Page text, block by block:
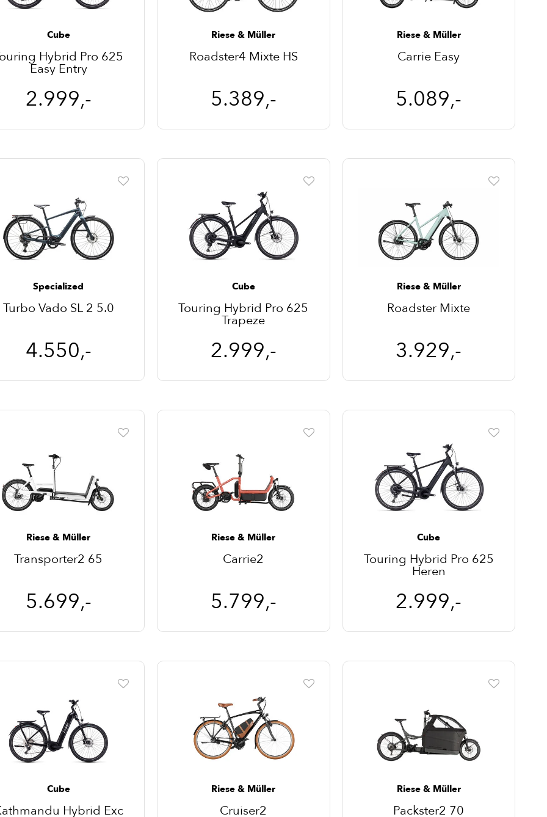
Cube
Hybrid Pro 625
Easy Entry
2.999,-
Riese & Müller
Roadster4 Mixte HS
5.389,-
Riese & Müller
Carrie Easy
5.089,-
Specialized
Turbo Vado SL 2 5.0
4.550,-
Cube
Touring Hybrid Pro 625
Trapeze
2.999,-
Riese & Müller
Roadster Mixte
3.929,-
Riese & Müller
Transporter2 65
5.699,-
Riese & Müller
Carrie2
5.799,-
Cube
Touring Hybrid Pro 625
Heren
2.999,-
Cube
Hybrid Exc
Riese & Müller
Cruiser2
Riese & Müller
Packster2 70